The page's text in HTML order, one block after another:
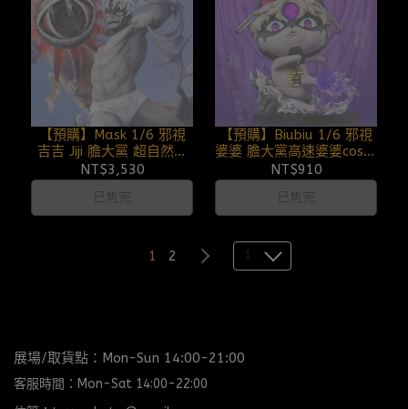
【預購】Mask 1/6 邪視
吉吉 Jiji 膽大黨 超自然武
裝當噠當 250707
NT$3,530
已售完
【預購】Biubiu 1/6 邪視
婆婆 膽大黨高速婆婆cos系
列 超高速婆婆 第二彈
250620
NT$910
已售完
1 2 1
展場/取貨點：Mon-Sun 14:00-21:00
客服時間：Mon-Sat 14:00-22:00